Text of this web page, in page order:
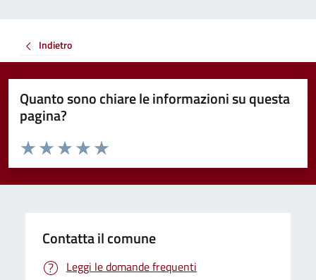
Indietro
Quanto sono chiare le informazioni su questa
pagina?
Valuta da 1 a 5 stelle la pagina
Valuta 5 stelle su 5
Valuta 4 stelle su 5
Valuta 3 stelle su 5
Valuta 2 stelle su 5
Valuta 1 stelle su 5
Contatta il comune
Leggi le domande frequenti